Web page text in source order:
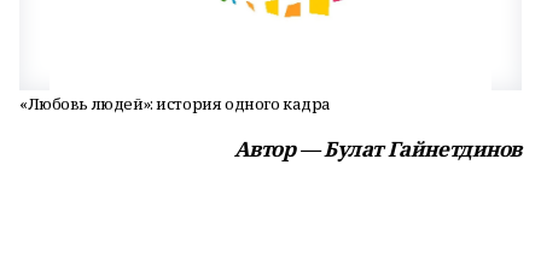
«Любовь людей»: история одного кадра
Автор — Булат Гайнетдинов